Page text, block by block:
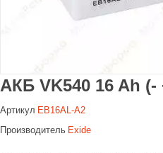
АКБ VK540 16 Ah (-
Артикул EB16AL-A2
Производитель Exide